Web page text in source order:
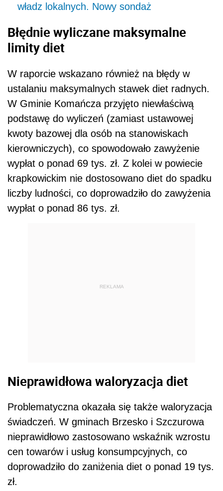
władz lokalnych. Nowy sondaż
Błędnie wyliczane maksymalne
limity diet
W raporcie wskazano również na błędy w
ustalaniu maksymalnych stawek diet radnych.
W Gminie Komańcza przyjęto niewłaściwą
podstawę do wyliczeń (zamiast ustawowej
kwoty bazowej dla osób na stanowiskach
kierowniczych), co spowodowało zawyżenie
wypłat o ponad 69 tys. zł. Z kolei w powiecie
krapkowickim nie dostosowano diet do spadku
liczby ludności, co doprowadziło do zawyżenia
wypłat o ponad 86 tys. zł.
REKLAMA
Nieprawidłowa waloryzacja diet
Problematyczna okazała się także waloryzacja
świadczeń. W gminach Brzesko i Szczurowa
nieprawidłowo zastosowano wskaźnik wzrostu
cen towarów i usług konsumpcyjnych, co
doprowadziło do zaniżenia diet o ponad 19 tys.
zł.